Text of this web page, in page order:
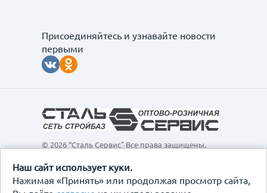
Наш сайт использует куки.
Нажимая «Принять» или продолжая просмотр сайта,
Присоединяйтесь и узнавайте новости
первыми
© 2026 “Сталь Сервис" Все права защищены.
интернет-сайт, а также вся информация о товарах и
ценах, предоставленная на нём, носит
исключительно информационный характер и ни при